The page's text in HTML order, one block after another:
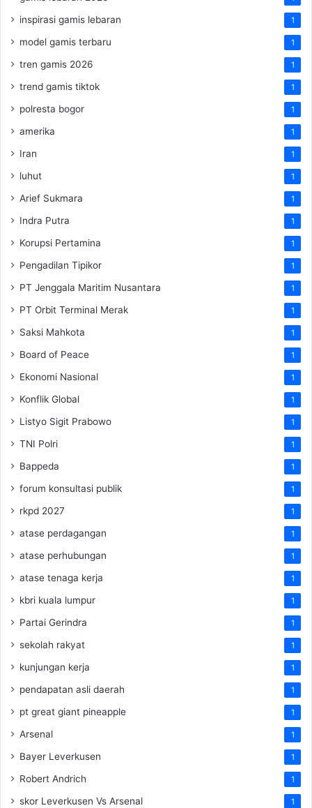
inspirasi gamis lebaran 1
model gamis terbaru 1
tren gamis 2026 1
trend gamis tiktok 1
polresta bogor 1
amerika 1
Iran 1
luhut 1
Arief Sukmara 1
Indra Putra 1
Korupsi Pertamina 1
Pengadilan Tipikor 1
PT Jenggala Maritim Nusantara 1
PT Orbit Terminal Merak 1
Saksi Mahkota 1
Board of Peace 1
Ekonomi Nasional 1
Konflik Global 1
Listyo Sigit Prabowo 1
TNI Polri 1
Bappeda 1
forum konsultasi publik 1
rkpd 2027 1
atase perdagangan 1
atase perhubungan 1
atase tenaga kerja 1
kbri kuala lumpur 1
Partai Gerindra 1
sekolah rakyat 1
kunjungan kerja 1
pendapatan asli daerah 1
pt great giant pineapple 1
Arsenal 1
Bayer Leverkusen 1
Robert Andrich 1
skor Leverkusen Vs Arsenal 1